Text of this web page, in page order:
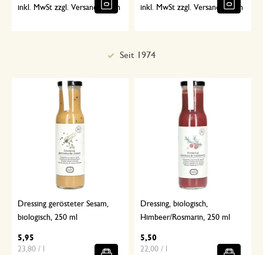
inkl. MwSt zzgl. Versandkosten
inkl. MwSt zzgl. Versandkosten
Dressing gerösteter Sesam,
biologisch, 250 ml
5,95
23,80 / l
Dressing, biologisch,
Himbeer/Rosmarin, 250 ml
5,50
22,00 / l
Seit 1974